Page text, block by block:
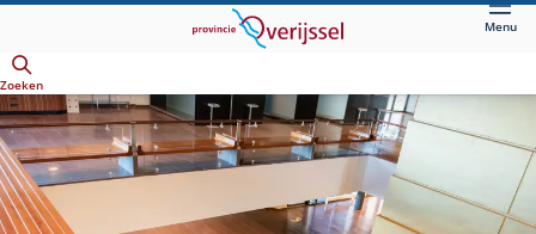
hoofdinhoud
Menu
Zoeken